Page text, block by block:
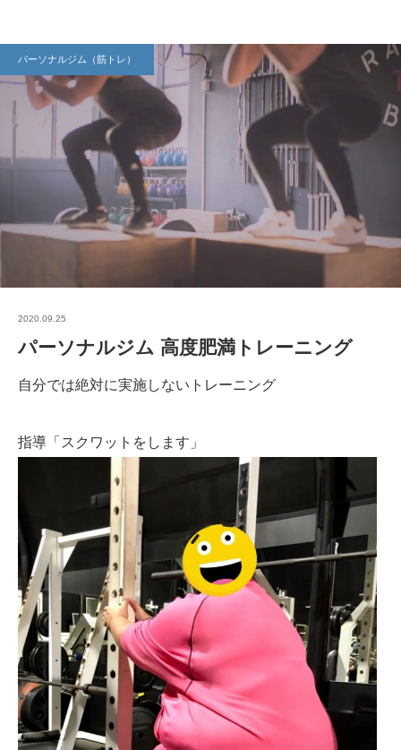
パーソナルジム（筋トレ）
2020.09.25
パーソナルジム 高度肥満トレーニング
自分では絶対に実施しないトレーニング
指導「スクワットをします」